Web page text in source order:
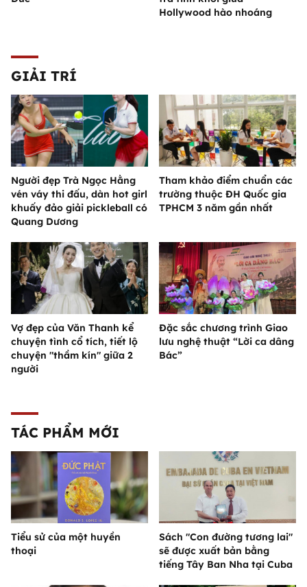
Hollywood hào nhoáng
GIẢI TRÍ
Người đẹp Trà Ngọc Hằng
vén váy thi đấu, dàn hot girl
khuấy đảo giải pickleball có
Quang Dương
Tham khảo điểm chuẩn các
trường thuộc ĐH Quốc gia
TPHCM 3 năm gần nhất
Vợ đẹp của Văn Thanh kể
chuyện tình cổ tích, tiết lộ
chuyện "thầm kín" giữa 2
người
Đặc sắc chương trình Giao
lưu nghệ thuật “Lời ca dâng
Bác”
TÁC PHẨM MỚI
Tiểu sử của một huyền
thoại
Sách "Con đường tương lai"
sẽ được xuất bản bằng
tiếng Tây Ban Nha tại Cuba